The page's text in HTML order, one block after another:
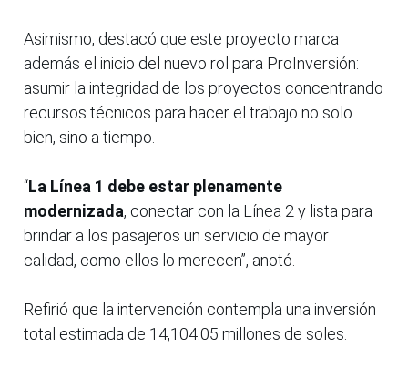
Asimismo, destacó que este proyecto marca
además el inicio del nuevo rol para ProInversión:
asumir la integridad de los proyectos concentrando
recursos técnicos para hacer el trabajo no solo
bien, sino a tiempo.
“La Línea 1 debe estar plenamente
modernizada, conectar con la Línea 2 y lista para
brindar a los pasajeros un servicio de mayor
calidad, como ellos lo merecen”, anotó.
Refirió que la intervención contempla una inversión
total estimada de 14,104.05 millones de soles.